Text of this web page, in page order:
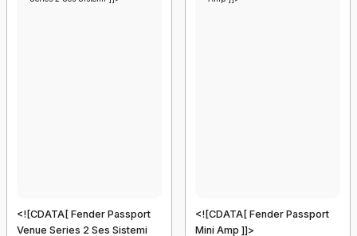
<![CDATA[ Fender Passport
Venue Series 2 Ses Sistemi
<![CDATA[ Fender Passport
Mini Amp ]]>